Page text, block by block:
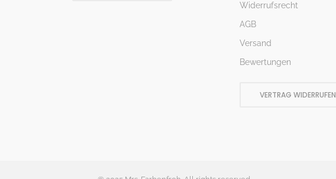
Widerrufsrecht
AGB
Versand
Bewertungen
VERTRAG WIDERRUFEN